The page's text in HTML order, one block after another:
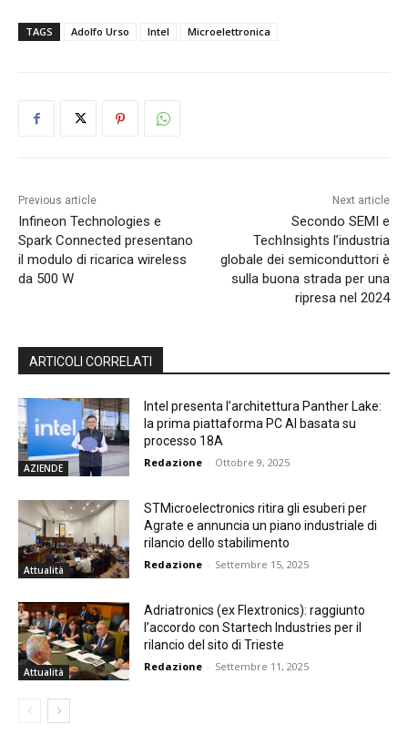
TAGS Adolfo Urso Intel Microelettronica
Previous article
Infineon Technologies e
Spark Connected presentano
il modulo di ricarica wireless
da 500 W
Next article
Secondo SEMI e
TechInsights l’industria
globale dei semiconduttori è
sulla buona strada per una
ripresa nel 2024
ARTICOLI CORRELATI
AZIENDE
Intel presenta l’architettura Panther Lake:
la prima piattaforma PC AI basata su
processo 18A
Redazione - Ottobre 9, 2025
Attualità
STMicroelectronics ritira gli esuberi per
Agrate e annuncia un piano industriale di
rilancio dello stabilimento
Redazione - Settembre 15, 2025
Attualità
Adriatronics (ex Flextronics): raggiunto
l’accordo con Startech Industries per il
rilancio del sito di Trieste
Redazione - Settembre 11, 2025